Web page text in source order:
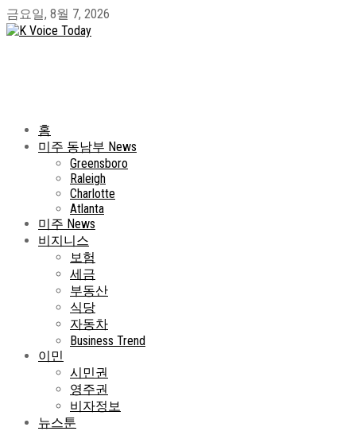
금요일, 8월 7, 2026
홈
미주 동남부 News
Greensboro
Raleigh
Charlotte
Atlanta
미주 News
비지니스
보험
세금
부동산
식당
자동차
Business Trend
이민
시민권
영주권
비자정보
뉴스툰